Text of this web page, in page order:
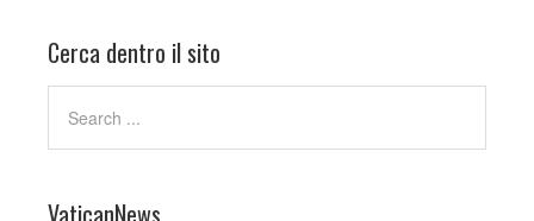
Cerca dentro il sito